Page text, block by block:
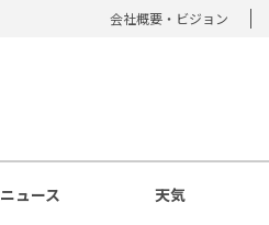
会社概要・ビジョン
ニュース 天気